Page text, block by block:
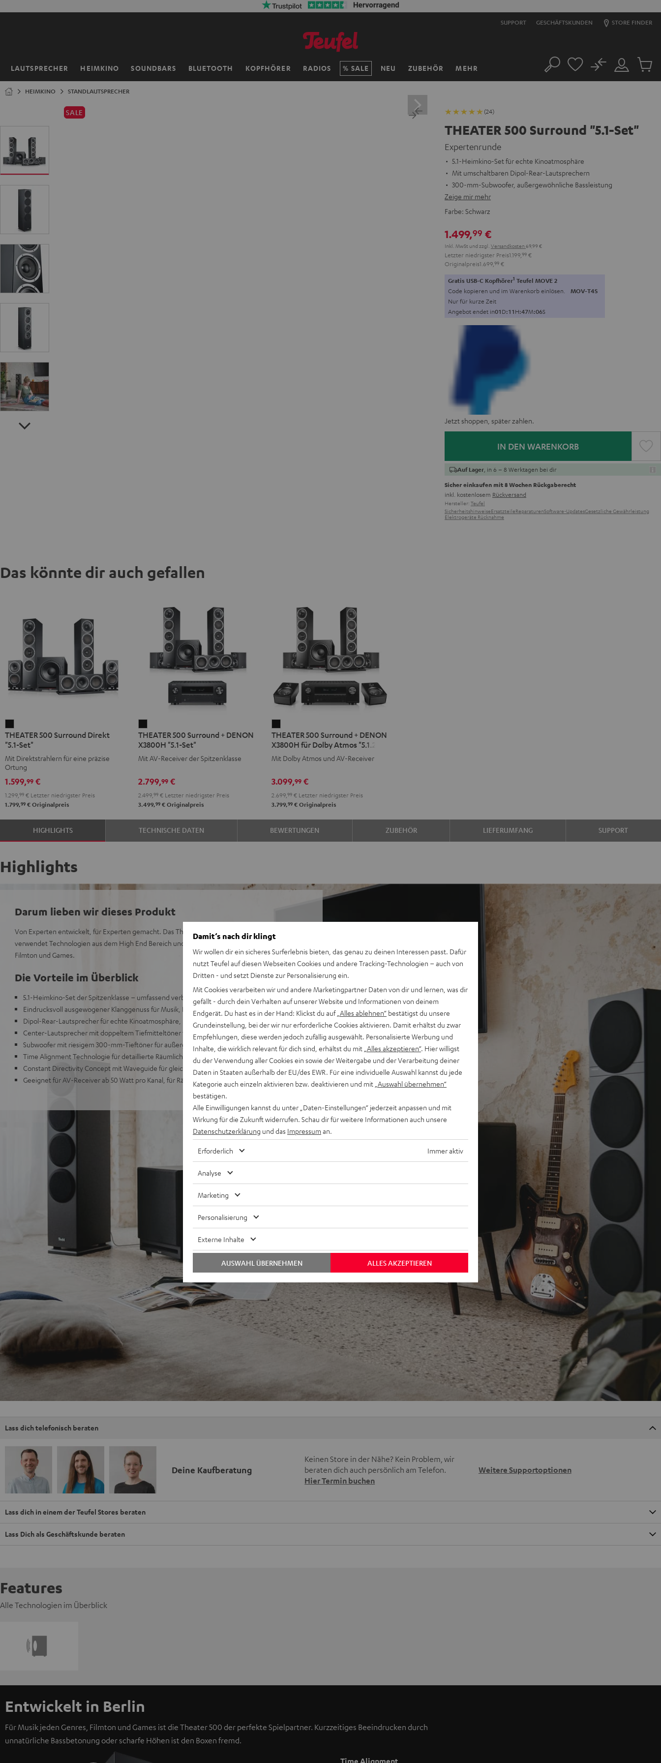
SUPPORT GESCHÄFTSKUNDEN STORE FINDER
LAUTSPRECHER HEIMKINO SOUNDBARS BLUETOOTH KOPFHÖRER RADIOS SALE NEU ZUBEHÖR MEHR
Startseite Suche
Mein
Konto
No
Artikel
HEIMKINO STANDLAUTSPRECHER
SALE (24)
THEATER 500 Surround "5.1-Set"
Expertenrunde
5.1-Heimkino-Set für echte Kinoatmosphäre
Mit umschaltbaren Dipol-Rear-Lautsprechern
300-mm-Subwoofer, außergewöhnliche Bassleistung
Zeige mir mehr
Farbe: Schwarz
1.499,99 €
Inkl. MwSt und zzgl. Versandkosten 69,99 €
Letzter niedrigster Preis1.199, 99 €
Originalpreis1.699, 99 €
Gratis USB-C Kopfhörer1 Teufel MOVE 2
Code kopieren und im Warenkorb einlösen. MOV-T4S
Nur für kurze Zeit
Angebot endet in01D:11H:47M:04S
Jetzt shoppen, später zahlen.
IN DEN WARENKORB
Auf Lager , in 6 – 8 Werktagen bei dir
Sicher einkaufen mit 8 Wochen Rückgaberecht
inkl. kostenlosem Rückversand
Hersteller: Teufel
SicherheitshinweiseErsatzteileReparaturenSoftware-UpdatesGesetzliche Gewährleistung
Elektrogeräte Rücknahme
Das könnte dir auch gefallen
500
Surround
Direkt
"5.1-
Set"
Schwarz
THEATER 500 Surround Direkt
"5.1-Set"
Mit Direktstrahlern für eine präzise
Ortung
1.599,99 €
1.299, 99 € Letzter niedrigster Preis
1.799,99 € Originalpreis
500
Surround
+
X3800H
"5.1-
Set"
Schwarz
THEATER 500 Surround + DENON
X3800H "5.1-Set"
Mit AV-Receiver der Spitzenklasse
2.799,99€
2.499, 99€Letzter niedrigster Preis
3.499,99€Originalpreis
500
Surround
+
X3800H
für
Dolby
Atmos
"5.1.2"
Schwarz
THEATER 500 Surround + DENON
X3800H für Dolby Atmos "5.1.2"
Mit Dolby Atmos und AV-Receiver
3.099,99€
2.699, 99€Letzter niedrigster Preis
3.799,99€Originalpreis
HIGHLIGHTS TECHNISCHE DATEN BEWERTUNGEN ZUBEHÖR LIEFERUMFANG SUPPORT
Highlights
Darum lieben wir dieses Produkt
Von Experten entwickelt, für Experten gemacht. Das Theater 500 setzt neue Maßstäbe. Es
verwendet Technologien aus dem High End Bereich und ist schlichtweg der Allrounder für Musik,
Filmton und Games.
Die Vorteile im Überblick
5.1-Heimkino-Set der Spitzenklasse – umfassend verbesserter Nachfolger des Klassikers
Eindrucksvoll ausgewogener Klanggenuss für Musik, Filmton und Games
Dipol-Rear-Lautsprecher für echte Kinoatmosphäre, umschaltbar als Direktstrahler
Center-Lautsprecher mit doppeltem Tiefmitteltöner für beste Sprachverständlichkeit
Subwoofer mit riesigem 300-mm-Tieftöner für außergewöhnliche Bassleistung
Time Alignment Technologie für detaillierte Räumlichkeit und Durchzeichnung
Constant Directivity Concept mit Waveguide für gleichen Klang an jeder Hörposition
Geeignet für AV-Receiver ab 50 Watt pro Kanal, für Räume bis 80 m²
Lass dich telefonisch beraten
Deine Kaufberatung
Keinen Store in der Nähe? Kein Problem, wir
beraten dich auch persönlich am Telefon.
Hier Termin buchen
Weitere Supportoptionen
Lass dich in einem der Teufel Stores beraten
Lass Dich als Geschäftskunde beraten
Features
Alle Technologien im Überblick
Entwickelt in Berlin
Für Musik jeden Genres, Filmton und Games ist die Theater 500 der perfekte Spielpartner. Kurzzeitiges Beeindrucken durch
unnatürliche Bassbetonung oder scharfe Höhen ist den Boxen fremd.
Damit‘s nach dir klingt
Wir wollen dir ein sicheres Surferlebnis bieten, das genau zu deinen Interessen passt. Dafür
nutzt Teufel auf diesen Webseiten Cookies und andere Tracking-Technologien – auch von
Dritten - und setzt Dienste zur Personalisierung ein.
Mit Cookies verarbeiten wir und andere Marketingpartner Daten von dir und lernen, was dir
gefällt - durch dein Verhalten auf unserer Website und Informationen von deinem
Endgerät. Du hast es in der Hand: Klickst du auf „Alles ablehnen“ bestätigst du unsere
Grundeinstellung, bei der wir nur erforderliche Cookies aktivieren. Damit erhältst du zwar
Empfehlungen, diese werden jedoch zufällig ausgewählt. Personalisierte Werbung und
Inhalte, die wirklich relevant für dich sind, erhältst du mit „Alles akzeptieren“. Hier willigst
du der Verwendung aller Cookies ein sowie der Weitergabe und der Verarbeitung deiner
Daten in Staaten außerhalb der EU/des EWR. Für eine individuelle Auswahl kannst du jede
Kategorie auch einzeln aktivieren bzw. deaktivieren und mit „Auswahl übernehmen“
bestätigen.
Alle Einwilligungen kannst du unter „Daten-Einstellungen“ jederzeit anpassen und mit
Wirkung für die Zukunft widerrufen. Schau dir für weitere Informationen auch unsere
Datenschutzerklärung und das Impressum an.
Erforderlich Immer aktiv
Analyse
Marketing
Personalisierung
Externe Inhalte
ALLES AKZEPTIEREN
AUSWAHL ÜBERNEHMEN